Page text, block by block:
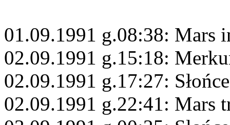
01.09.1991 g.08:38: Mars
02.09.1991 g.15:18:
02.09.1991 g.17:27:
02.09.1991 g.22:41: Mars